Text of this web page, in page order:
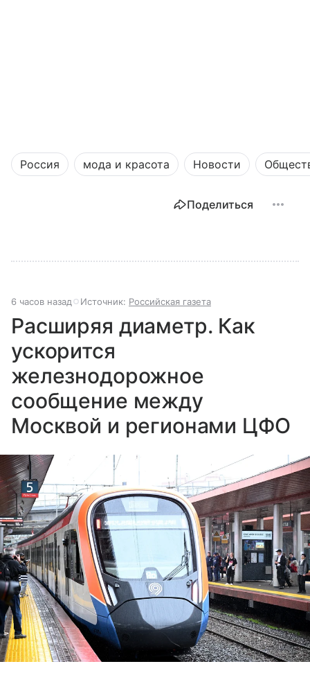
Россия мода и красота Новости
Поделиться
6 часов назад Источник: Российская газета
Расширяя диаметр. Как
ускорится
железнодорожное
сообщение между
Москвой и регионами ЦФО